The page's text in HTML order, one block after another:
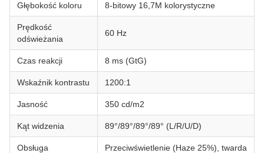
Głębokość koloru 8-bitowy 16,7M kolorystyczne
Prędkość
odświeżania
60 Hz
Czas reakcji 8 ms (GtG)
Wskaźnik kontrastu 1200:1
Jasność 350 cd/m2
Kąt widzenia 89°/89°/89°/89° (L/R/U/D)
Obsługa
Przeciwświetlenie (Haze 25%), twarda